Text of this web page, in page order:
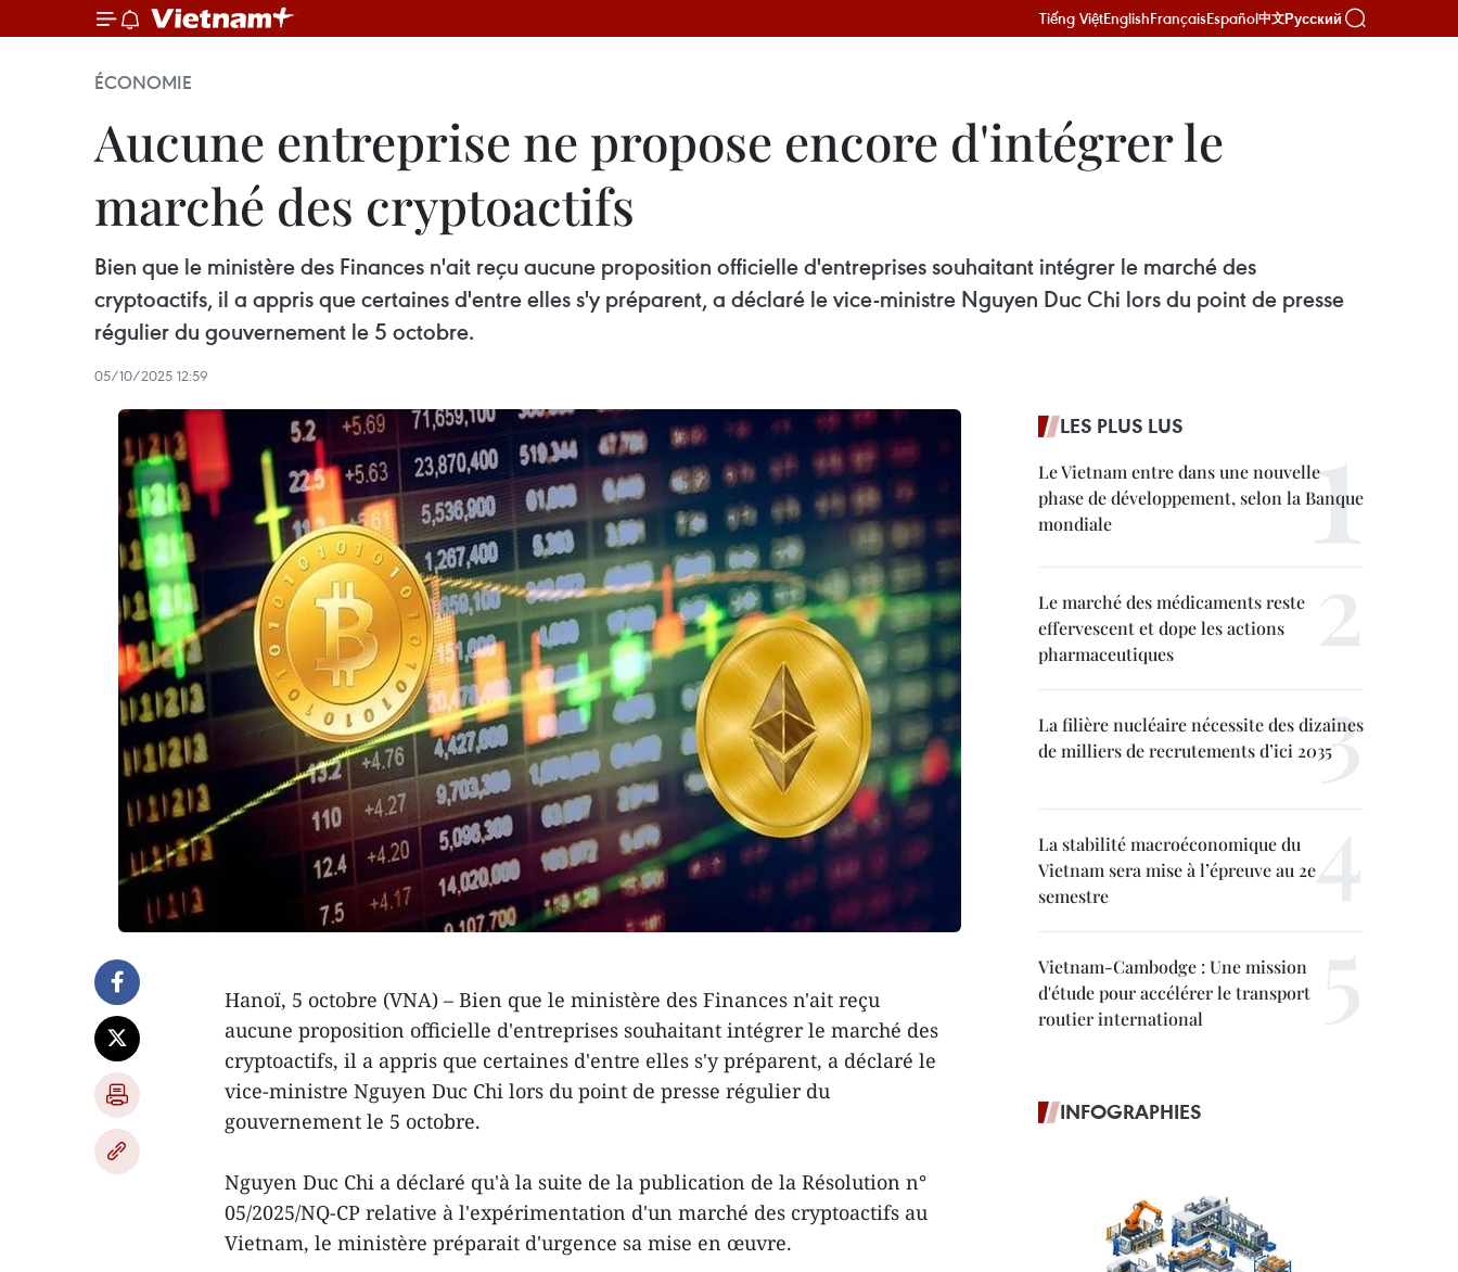
Tiếng ViệtEnglishFrançaisEspañol中文Русский
ÉCONOMIE
Aucune entreprise ne propose encore d'intégrer le
marché des cryptoactifs
Bien que le ministère des Finances n'ait reçu aucune proposition officielle d'entreprises souhaitant intégrer le marché des
cryptoactifs, il a appris que certaines d'entre elles s'y préparent, a déclaré le vice-ministre Nguyen Duc Chi lors du point de presse
régulier du gouvernement le 5 octobre.
05/10/2025 12:59
Hanoï, 5 octobre (VNA) – Bien que le ministère des Finances n'ait reçu
aucune proposition officielle d'entreprises souhaitant intégrer le marché des
cryptoactifs, il a appris que certaines d'entre elles s'y préparent, a déclaré le
vice-ministre Nguyen Duc Chi lors du point de presse régulier du
gouvernement le 5 octobre.
Nguyen Duc Chi a déclaré qu'à la suite de la publication de la Résolution n°
05/2025/NQ-CP relative à l'expérimentation d'un marché des cryptoactifs au
Vietnam, le ministère préparait d'urgence sa mise en œuvre.
LES PLUS LUS
Le Vietnam entre dans une nouvelle
phase de développement, selon la Banque
mondiale
Le marché des médicaments reste
effervescent et dope les actions
pharmaceutiques
La filière nucléaire nécessite des dizaines
de milliers de recrutements d’ici 2035
La stabilité macroéconomique du
Vietnam sera mise à l’épreuve au 2e
semestre
Vietnam-Cambodge : Une mission
d'étude pour accélérer le transport
routier international
INFOGRAPHIES